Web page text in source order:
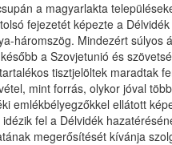
a magyarlakta
fejezetét képezte a
Mindezért
a Szovjetunió és
tisztjelöltek maradtak
mint forrás, olykor jóval
ellátott
fel a Délvidék
megerősítését kívánja